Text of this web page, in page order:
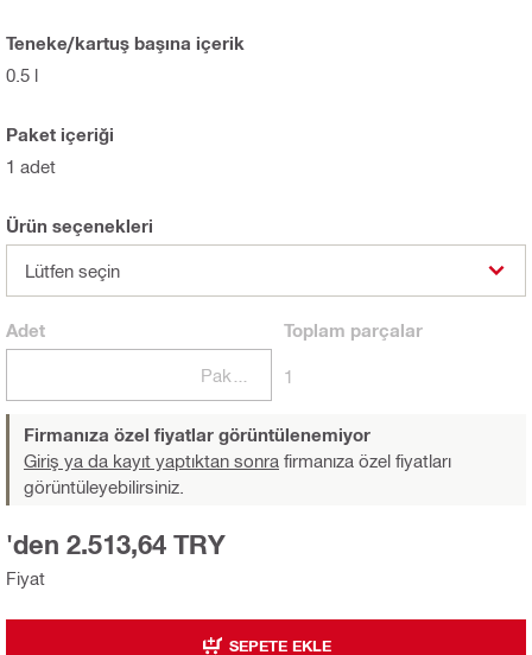
Teneke/kartuş başına içerik
0.5 l
Paket içeriği
1 adet
Ürün seçenekleri
Lütfen seçin
Adet Toplam parçalar
1
Firmanıza özel fiyatlar görüntülenemiyor
Giriş ya da kayıt yaptıktan sonra firmanıza özel fiyatları
görüntüleyebilirsiniz.
Fiyat
'den 2.513,64 TRY
SEPETE EKLE